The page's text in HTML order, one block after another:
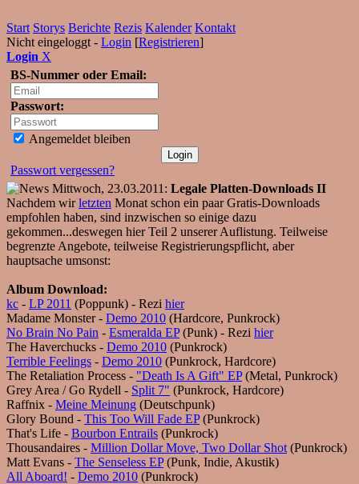
Start Storys Berichte Rezis Kalender Kontakt
Nicht eingeloggt - Login [Registrieren]
Login X
BS-Nummer oder Email:
Passwort:
Angemeldet bleiben
Passwort vergessen?
Mittwoch, 23.03.2011: Legale Platten-Downloads II
Nachdem wirletzten Monat schon ein paar Gratis-Downloads
empfohlen haben, sind inzwischen so einige dazu
gekommen...deswegen hier Teil 2 unserer Auflistung. Teilweise
begrenzte Angebote, teilweise Registrierungspflicht, aber
hauptsache umsonst:
Album Download:
kc - LP 2011 (Poppunk) - Rezi hier
Madame Monster - Demo 2010 (Hardcore, Punkrock)
No Brain No Pain - Esmeralda EP(Punk) - Rezi hier
The Haverchucks - Demo 2010 (Punkrock)
Terrible Feelings - Demo 2010 (Punkrock, Hardcore)
The Retaliation Process - "Death Is A Gift" EP(Metal, Punkrock)
Grey Area / Go Rydell - Split 7" (Punkrock, Hardcore)
Raffnix - Meine Meinung (Deutschpunk)
Glory Bound - This Too Will Fade EP(Punkrock)
That's Life - Bourbon Entrails (Punkrock)
Thousandaires - Million Dollar Move, Two Dollar Shot (Punkrock)
Matt Evans - The Senseless EP(Punk, Indie, Akustik)
All Aboard! - Demo 2010 (Punkrock)